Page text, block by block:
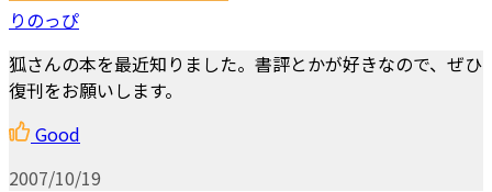
りのっぴ
狐さんの本を最近知りました。書評とかが好きなので、ぜひ
復刊をお願いします。
Good
2007/10/19